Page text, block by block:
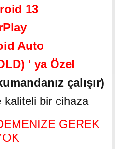
13
Auto
' ya Özel
çalışır)
kaliteli bir cihaza
GEREK